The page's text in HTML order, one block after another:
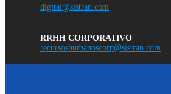
digital@sistran.com
RRHH CORPORATIVO
recursoshumanoscorp@sistran.com